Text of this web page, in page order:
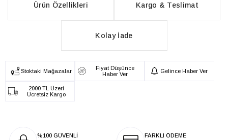
Ürün Özellikleri Kargo & Teslimat
Kolay İade
Stoktaki Mağazalar
Fiyat Düşünce
Haber Ver
Gelince Haber Ver
2000 TL Üzeri
Ücretsiz Kargo
%100 GÜVENLİ
FARKLI ÖDEME